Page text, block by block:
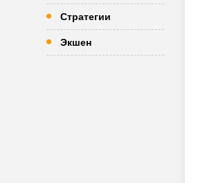
Стратегии
Экшен